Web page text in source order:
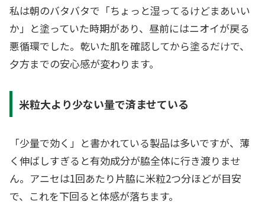
私は朝のバタバタで「ちょっと湿ってるけどまあいい
か」と塗っていた時期があり、昼前にはニオイが戻る
悪循環でした。乾いた肌を確認してから塗るだけで、
夕方までの安心感が変わります。
米粒大より少ない量で済ませている
「少量で効く」と書かれている製品は多いですが、薄
く伸ばしすぎると有効成分が脇全体に行き渡りませ
ん。アニセは1回あたり片脇に米粒2つ分ほどが目安
で、これを下回ると体感が落ちます。